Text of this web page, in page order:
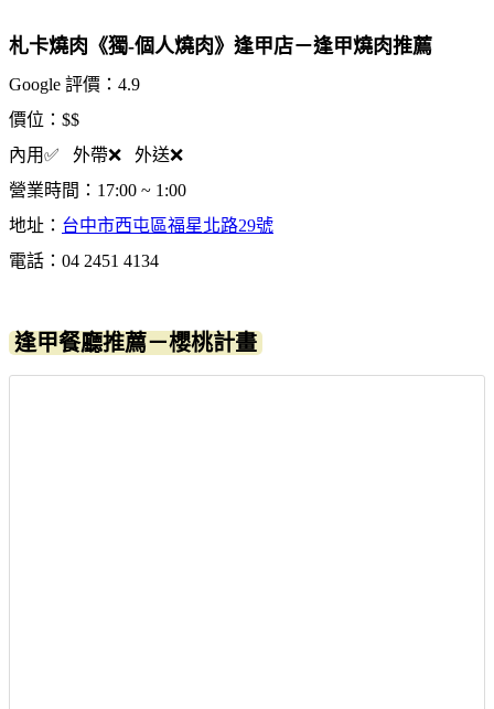
札卡燒肉《獨-個人燒肉》逢甲店－逢甲燒肉推薦
Google 評價：4.9
價位：$$
內用✅ 外帶❌ 外送❌
營業時間：17:00 ~ 1:00
地址： 台中市西屯區福星北路29號
電話：04 2451 4134
逢甲餐廳推薦－櫻桃計畫